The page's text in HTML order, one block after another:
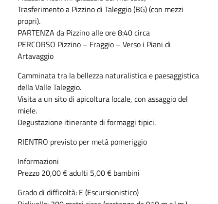
Trasferimento a Pizzino di Taleggio (BG) (con mezzi
propri).
PARTENZA da Pizzino alle ore 8:40 circa
PERCORSO Pizzino – Fraggio – Verso i Piani di
Artavaggio
Camminata tra la bellezza naturalistica e paesaggistica
della Valle Taleggio.
Visita a un sito di apicoltura locale, con assaggio del
miele.
Degustazione itinerante di formaggi tipici.
RIENTRO previsto per metà pomeriggio
Informazioni
Prezzo 20,00 € adulti 5,00 € bambini
Grado di difficoltà: E (Escursionistico)